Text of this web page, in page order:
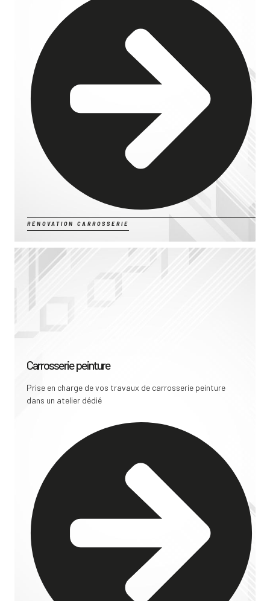
RÉNOVATION CARROSSERIE
Carrosserie peinture
Prise en charge de vos travaux de carrosserie peinture
dans un atelier dédié